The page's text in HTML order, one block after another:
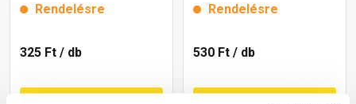
Rendelésre
325 Ft / db
Rendelésre
530 Ft / db